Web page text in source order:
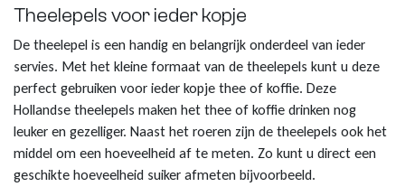
Theelepels voor ieder kopje
De theelepel is een handig en belangrijk onderdeel van ieder
servies. Met het kleine formaat van de theelepels kunt u deze
perfect gebruiken voor ieder kopje thee of koffie. Deze
Hollandse theelepels maken het thee of koffie drinken nog
leuker en gezelliger. Naast het roeren zijn de theelepels ook het
middel om een hoeveelheid af te meten. Zo kunt u direct een
geschikte hoeveelheid suiker afmeten bijvoorbeeld.